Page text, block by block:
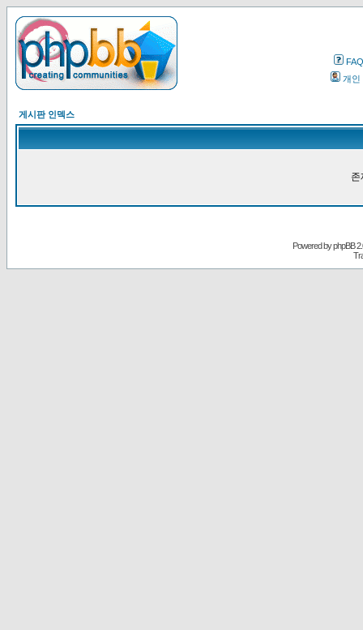
FAQ
개인
게시판 인덱스
존
Powered byphpBB